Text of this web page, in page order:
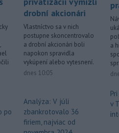
17:19 -
človek a
že v
na
strany
po
drobní akcionári
Vlastníctvo sa v nich
postupne skoncentrovalo
a drobní akcionári boli
napokon spravidla
vykúpení alebo vytesnení.
dnes 10:05
Analýza: V júli
zbankrotovalo 36
firiem, najviac od
a
v